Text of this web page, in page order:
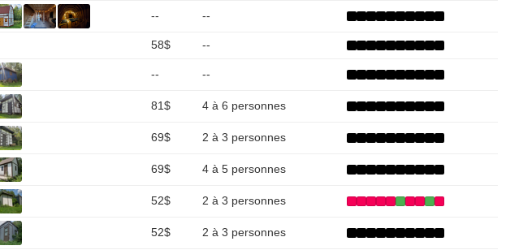
-- --
58$ --
-- --
81$ 4 à 6 personnes
69$ 2 à 3 personnes
69$ 4 à 5 personnes
52$ 2 à 3 personnes
52$ 2 à 3 personnes